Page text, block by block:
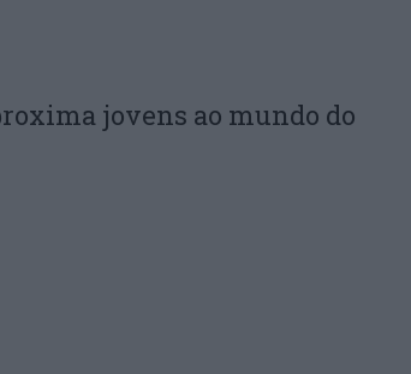
jovens ao mundo do